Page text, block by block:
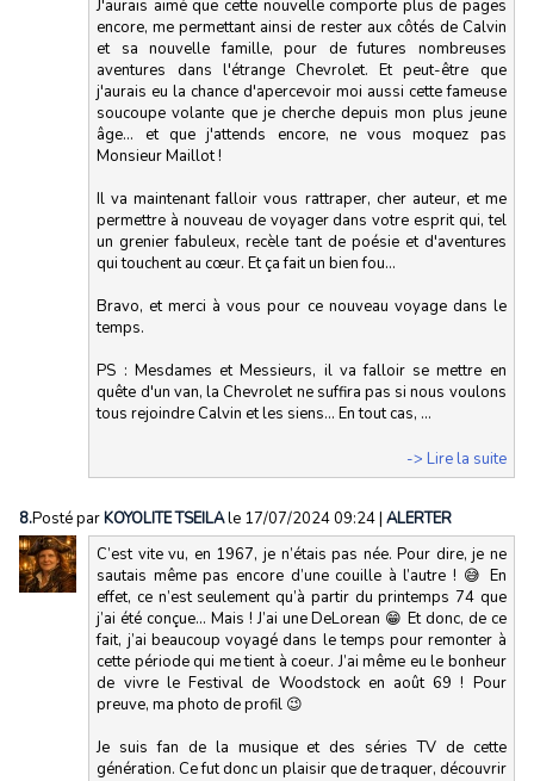
J'aurais aimé que cette nouvelle comporte plus de pages
encore, me permettant ainsi de rester aux côtés de Calvin
et sa nouvelle famille, pour de futures nombreuses
aventures dans l'étrange Chevrolet. Et peut-être que
j'aurais eu la chance d'apercevoir moi aussi cette fameuse
soucoupe volante que je cherche depuis mon plus jeune
âge... et que j'attends encore, ne vous moquez pas
Monsieur Maillot !
Il va maintenant falloir vous rattraper, cher auteur, et me
permettre à nouveau de voyager dans votre esprit qui, tel
un grenier fabuleux, recèle tant de poésie et d'aventures
qui touchent au cœur. Et ça fait un bien fou...
Bravo, et merci à vous pour ce nouveau voyage dans le
temps.
PS : Mesdames et Messieurs, il va falloir se mettre en
quête d'un van, la Chevrolet ne suffira pas si nous voulons
tous rejoindre Calvin et les siens... En tout cas, ...
-> Lire la suite
8.Posté parKOYOLITE TSEILAle 17/07/2024 09:24| ALERTER
C’est vite vu, en 1967, je n’étais pas née. Pour dire, je ne
sautais même pas encore d’une couille à l’autre ! 😅 En
effet, ce n’est seulement qu’à partir du printemps 74 que
j’ai été conçue… Mais ! J’ai une DeLorean 😁 Et donc, de ce
fait, j’ai beaucoup voyagé dans le temps pour remonter à
cette période qui me tient à coeur. J’ai même eu le bonheur
de vivre le Festival de Woodstock en août 69 ! Pour
preuve, ma photo de profil 😉
Je suis fan de la musique et des séries TV de cette
génération. Ce fut donc un plaisir que de traquer, découvrir